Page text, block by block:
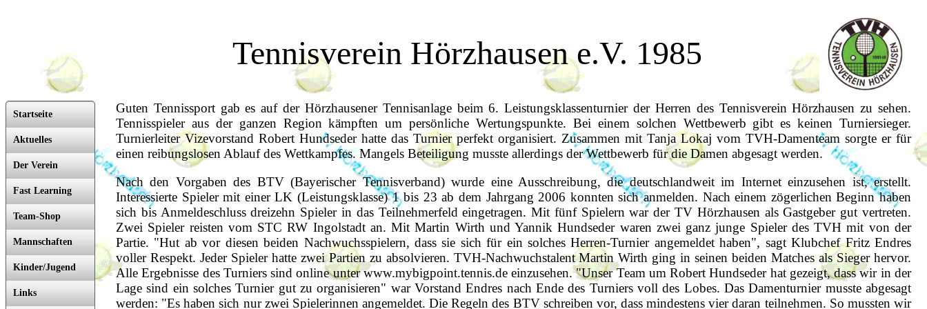
Tennisverein Hörzhausen e.V. 1985
Startseite
Aktuelles
Der Verein
Fast Learning
Team-Shop
Mannschaften
Kinder/Jugend
Links
Guten Tennissport gab es auf der Hörzhausener Tennisanlage beim 6. Leistungsklassenturnier der Herren des Tennisverein Hörzhausen zu sehen.
Tennisspieler aus der ganzen Region kämpften um persönliche Wertungspunkte. Bei einem solchen Wettbewerb gibt es keinen Turniersieger.
Turnierleiter Vizevorstand Robert Hundseder hatte das Turnier perfekt organisiert. Zusammen mit Tanja Lokaj vom TVH-Damenteam sorgte er für
einen reibungslosen Ablauf des Wettkampfes. Mangels Beteiligung musste allerdings der Wettbewerb für die Damen abgesagt werden.
Nach den Vorgaben des BTV (Bayerischer Tennisverband) wurde eine Ausschreibung, die deutschlandweit im Internet einzusehen ist, erstellt.
Interessierte Spieler mit einer LK (Leistungsklasse) 1 bis 23 ab dem Jahrgang 2006 konnten sich anmelden. Nach einem zögerlichen Beginn haben
sich bis Anmeldeschluss dreizehn Spieler in das Teilnehmerfeld eingetragen. Mit fünf Spielern war der TV Hörzhausen als Gastgeber gut vertreten.
Zwei Spieler reisten vom STC RW Ingolstadt an. Mit Martin Wirth und Yannik Hundseder waren zwei ganz junge Spieler des TVH mit von der
Partie. "Hut ab vor diesen beiden Nachwuchsspielern, dass sie sich für ein solches Herren-Turnier angemeldet haben", sagt Klubchef Fritz Endres
voller Respekt. Jeder Spieler hatte zwei Partien zu absolvieren. TVH-Nachwuchstalent Martin Wirth ging in seinen beiden Matches als Sieger hervor.
Alle Ergebnisse des Turniers sind online unter www.mybigpoint.tennis.de einzusehen. "Unser Team um Robert Hundseder hat gezeigt, dass wir in der
Lage sind ein solches Turnier gut zu organisieren" war Vorstand Endres nach Ende des Turniers voll des Lobes. Das Damenturnier musste abgesagt
werden: "Es haben sich nur zwei Spielerinnen angemeldet. Die Regeln des BTV schreiben vor, dass mindestens vier daran teilnehmen. So mussten wir